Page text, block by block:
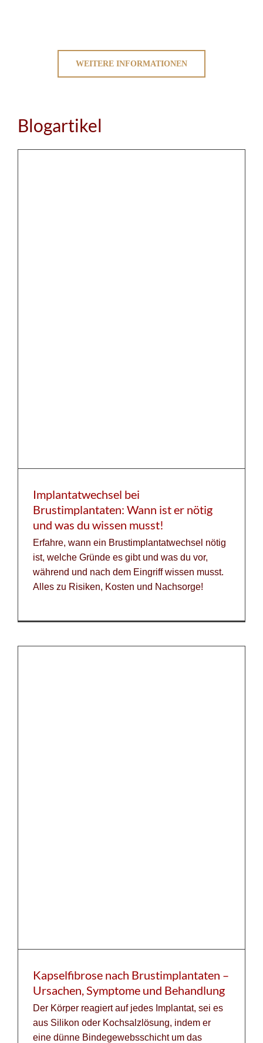
WEITERE INFORMATIONEN
Blogartikel
Implantatwechsel bei
Brustimplantaten: Wann ist er nötig
und was du wissen musst!
Erfahre, wann ein Brustimplantatwechsel nötig
ist, welche Gründe es gibt und was du vor,
während und nach dem Eingriff wissen musst.
Alles zu Risiken, Kosten und Nachsorge!
Kapselfibrose nach Brustimplantaten –
Ursachen, Symptome und Behandlung
Der Körper reagiert auf jedes Implantat, sei es
aus Silikon oder Kochsalzlösung, indem er
eine dünne Bindegewebsschicht um das